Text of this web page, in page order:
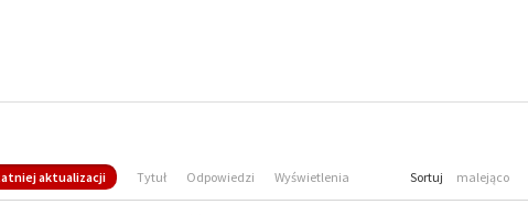
aktualizacji Tytuł Odpowiedzi Wyświetlenia Sortuj malejąco